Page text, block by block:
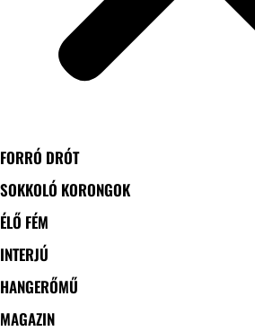
FORRÓ DRÓT
SOKKOLÓ KORONGOK
ÉLŐ FÉM
INTERJÚ
HANGERŐMŰ
MAGAZIN